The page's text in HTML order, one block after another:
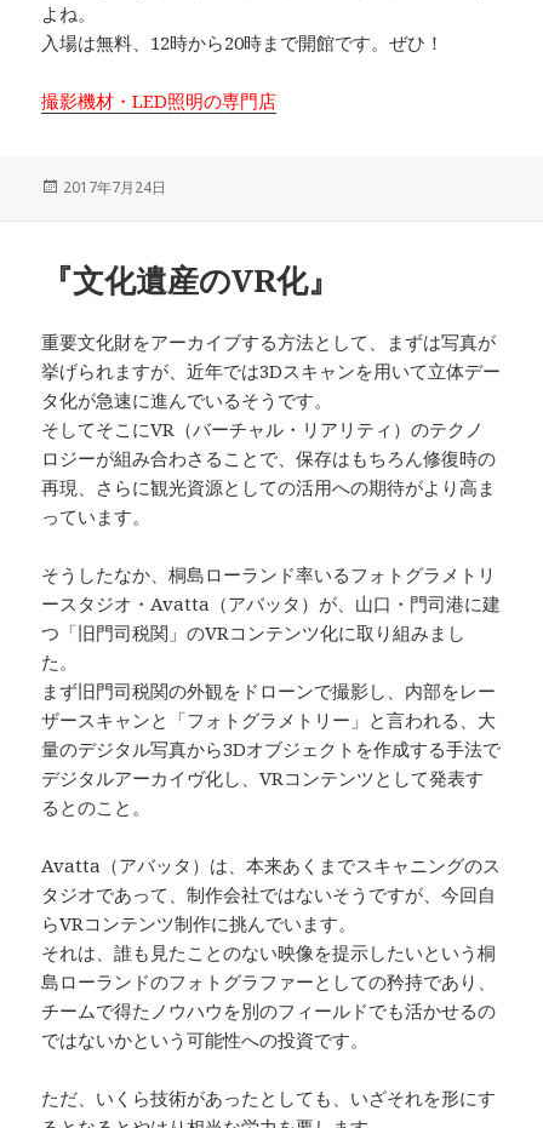
よね。
入場は無料、12時から20時まで開館です。ぜひ！
撮影機材・LED照明の専門店
投
2017年7月24日
『文化遺産のVR化』
重要文化財をアーカイブする方法として、まずは写真が
挙げられますが、近年では3Dスキャンを用いて立体デー
タ化が急速に進んでいるそうです。
そしてそこにVR（バーチャル・リアリティ）のテクノ
ロジーが組み合わさることで、保存はもちろん修復時の
再現、さらに観光資源としての活用への期待がより高ま
っています。
そうしたなか、桐島ローランド率いるフォトグラメトリ
ースタジオ・Avatta（アバッタ）が、山口・門司港に建
つ「旧門司税関」のVRコンテンツ化に取り組みまし
た。
まず旧門司税関の外観をドローンで撮影し、内部をレー
ザースキャンと「フォトグラメトリー」と言われる、大
量のデジタル写真から3Dオブジェクトを作成する手法で
デジタルアーカイヴ化し、VRコンテンツとして発表す
るとのこと。
Avatta（アバッタ）は、本来あくまでスキャニングのス
タジオであって、制作会社ではないそうですが、今回自
らVRコンテンツ制作に挑んでいます。
それは、誰も見たことのない映像を提示したいという桐
島ローランドのフォトグラファーとしての矜持であり、
チームで得たノウハウを別のフィールドでも活かせるの
ではないかという可能性への投資です。
ただ、いくら技術があったとしても、いざそれを形にす